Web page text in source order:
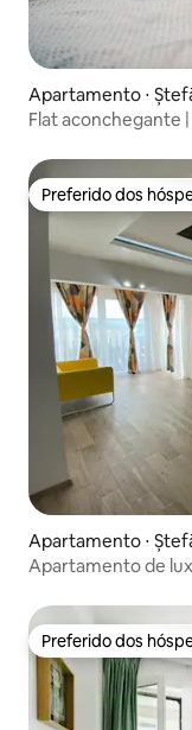
Apartamento ⋅
Flat aconchegante
Preferido dos
Preferido dos
Apartamento ⋅
Apartamento de
Preferido dos
Preferido dos